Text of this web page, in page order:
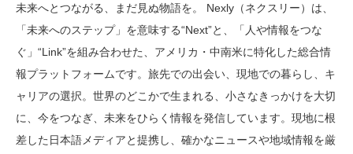
未来へとつながる、まだ見ぬ物語を。 Nexly（ネクスリー）は、
「未来へのステップ」を意味する“Next”と、「人や情報をつな
ぐ」“Link”を組み合わせた、アメリカ・中南米に特化した総合情
報プラットフォームです。旅先での出会い、現地での暮らし、キ
ャリアの選択。世界のどこかで生まれる、小さなきっかけを大切
に、今をつなぎ、未来をひらく情報を発信しています。現地に根
差した日本語メディアと提携し、確かなニュースや地域情報を厳